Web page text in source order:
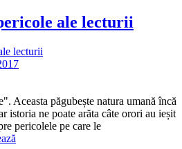
ale lecturii
Aceasta păgubește natura umană încă
istoria ne poate arăta câte orori au ieșit
pericolele pe care le